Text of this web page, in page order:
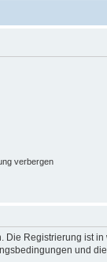
verbergen
Registrierung ist
und